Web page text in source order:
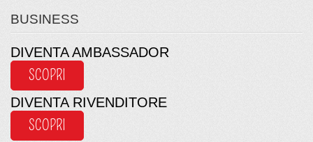
BUSINESS
DIVENTA AMBASSADOR
SCOPRI
DIVENTA RIVENDITORE
SCOPRI